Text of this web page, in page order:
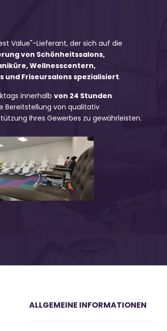
Value"-Lieferant, der sich auf die
von Schönheitssalons,
Wellnesscentern,
und Friseursalons spezialisiert.
innerhalbvon 24 Stunden
Bereitstellung von qualitativ
Ihres Gewerbes zu gewährleisten.
ALLGEMEINE INFORMATIONEN